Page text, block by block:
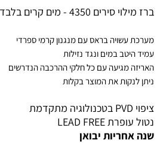
ברז מילוי סירים 4350 - מים קרים בלבד
מערכת עשויה בראס עם מנגנון קרמי ספרדי
עמיד היטב במים ונגד נזילות
האריזה מגיעה עם כל חלקי ההרכבה הנדרשים
ניתן לנקות את המוצר בקלות
ציפוי PVD בטכנולוגיה מתקדמת
נטול עופרת LEAD FREE
שנה אחריות יבואן